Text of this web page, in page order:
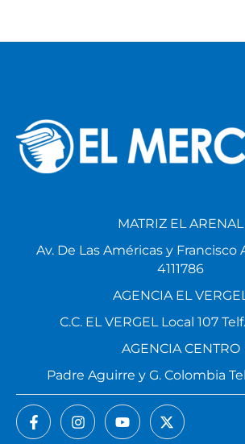
MATRIZ EL ARENAL
Av. De Las Américas y Francisco
4111786
AGENCIA EL
C.C. EL VERGEL Local 107
AGENCIA CENTRO
Padre Aguirre y G. Colombia